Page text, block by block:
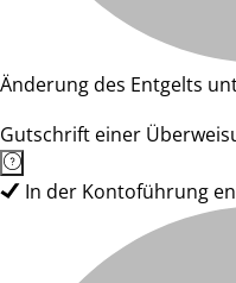
Änderung des Entgelts
Gutschrift einer
In der Kontoführung